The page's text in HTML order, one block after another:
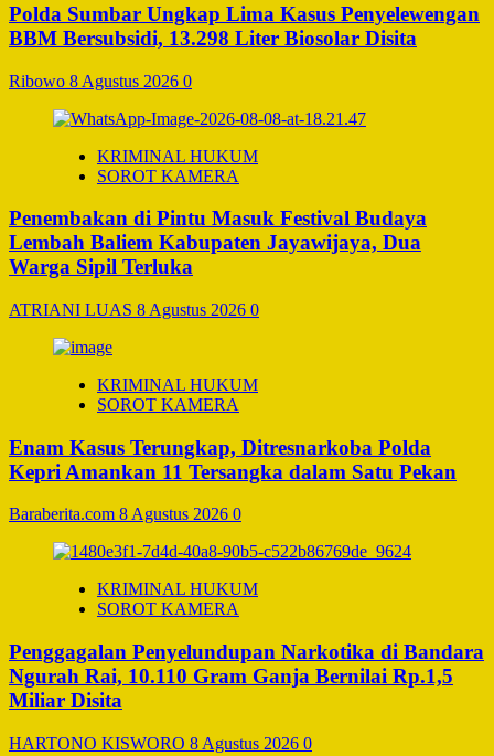
Polda Sumbar Ungkap Lima Kasus Penyelewengan
BBM Bersubsidi, 13.298 Liter Biosolar Disita
Ribowo 8 Agustus 2026 0
KRIMINAL HUKUM
SOROT KAMERA
Penembakan di Pintu Masuk Festival Budaya
Lembah Baliem Kabupaten Jayawijaya, Dua
Warga Sipil Terluka
ATRIANI LUAS 8 Agustus 2026 0
KRIMINAL HUKUM
SOROT KAMERA
Enam Kasus Terungkap, Ditresnarkoba Polda
Kepri Amankan 11 Tersangka dalam Satu Pekan
Baraberita.com 8 Agustus 2026 0
KRIMINAL HUKUM
SOROT KAMERA
Penggagalan Penyelundupan Narkotika di Bandara
Ngurah Rai, 10.110 Gram Ganja Bernilai Rp.1,5
Miliar Disita
HARTONO KISWORO 8 Agustus 2026 0